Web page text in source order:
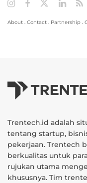
About . Contact . Partnership .
Trentech.id adalah
tentang startup,
pekerjaan. Trentech
berkualitas untuk
rujukan utama
khususnya. Tim